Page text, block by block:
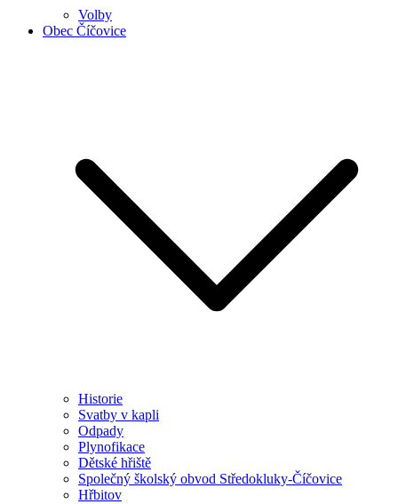
Volby
Obec Číčovice
Historie
Svatby v kapli
Odpady
Plynofikace
Dětské hřiště
Společný školský obvod Středokluky-Číčovice
Hřbitov